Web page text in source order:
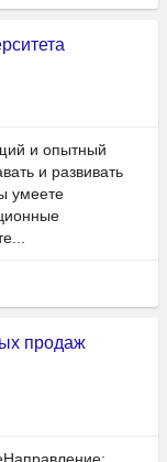
и опытный
и развивать
умеете
продаж